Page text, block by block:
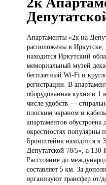
Апартаменты «2кна
расположены в Иркутске,
находится Иркутский
мемориальный музей
бесплатный Wi-Fi и
регистрации. В
оборудованная кухня и 1
числе удобств —
плоским экраном и
апартаментов
окрестностях популярны
Бронштейна находится в
Депутатской 78/5», а
Расстояние до
составляет 5 км. За
организуют трансфер от/